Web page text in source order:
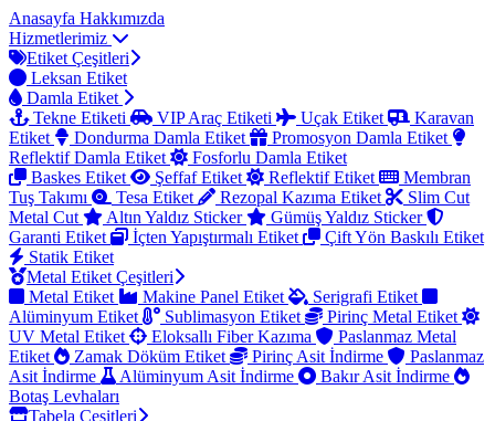
Anasayfa Hakkımızda
Hizmetlerimiz
Etiket Çeşitleri
Leksan Etiket
Damla Etiket
Tekne Etiketi
VIP Araç Etiketi Uçak Etiket
Karavan
Etiket
Dondurma Damla Etiket
Promosyon Damla Etiket
Reflektif Damla Etiket
Fosforlu Damla Etiket
Baskes Etiket
Şeffaf Etiket Reflektif Etiket
Membran
Tuş Takımı
Tesa Etiket Rezopal Kazıma Etiket
Slim Cut
Metal Cut
Altın Yaldız Sticker
Gümüş Yaldız Sticker
Garanti Etiket
İçten Yapıştırmalı Etiket
Çift Yön Baskılı Etiket
Statik Etiket
Metal Etiket Çeşitleri
Metal Etiket
Makine Panel Etiket
Serigrafi Etiket
Alüminyum Etiket
Sublimasyon Etiket
Pirinç Metal Etiket
UV Metal Etiket
Eloksallı Fiber Kazıma
Paslanmaz Metal
Etiket
Zamak Döküm Etiket Pirinç Asit İndirme
Paslanmaz
Asit İndirme
Alüminyum Asit İndirme
Bakır Asit İndirme
Botaş Levhaları
Tabela Çeşitleri